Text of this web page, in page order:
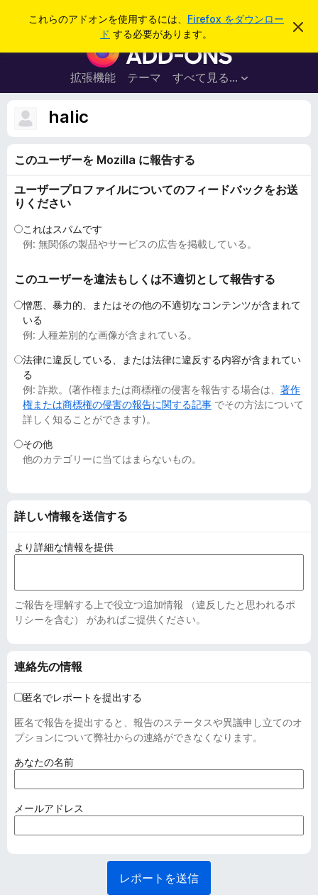
これらのアドオンを使用するには、 Firefox をダウンロー
ド する必要があります。
こ
を
F
i
r
e
ブ
ウ
ア
オ
拡張機能 テーマ すべて見る...
ログイン
halic
このユーザーを Mozilla に報告する
ユーザープロファイルについてのフィードバックをお送
りください
これはスパムです
例: 無関係の製品やサービスの広告を掲載している。
このユーザーを違法もしくは不適切として報告する
憎悪、暴力的、またはその他の不適切なコンテンツが含まれて
いる
例: 人種差別的な画像が含まれている。
法律に違反している、または法律に違反する内容が含まれてい
る
例: 詐欺。(著作権または商標権の侵害を報告する場合は、 著作
権または商標権の侵害の報告に関する記事 でその方法について
詳しく知ることができます)。
その他
他のカテゴリーに当てはまらないもの。
詳しい情報を送信する
より詳細な情報を提供
ご報告を理解する上で役立つ追加情報 （違反したと思われるポ
リシーを含む） があればご提供ください。
連絡先の情報
匿名でレポートを提出する
匿名で報告を提出すると、報告のステータスや異議申し立てのオ
プションについて弊社からの連絡ができなくなります。
あなたの名前(
須
)
メールアドレス
須
レポートを送信